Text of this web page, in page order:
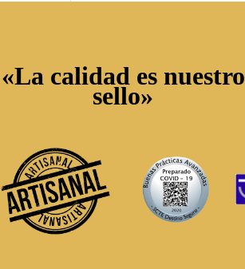
«La calidad es nuestro
sello»